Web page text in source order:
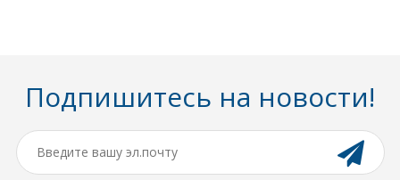
Подпишитесь на новости!